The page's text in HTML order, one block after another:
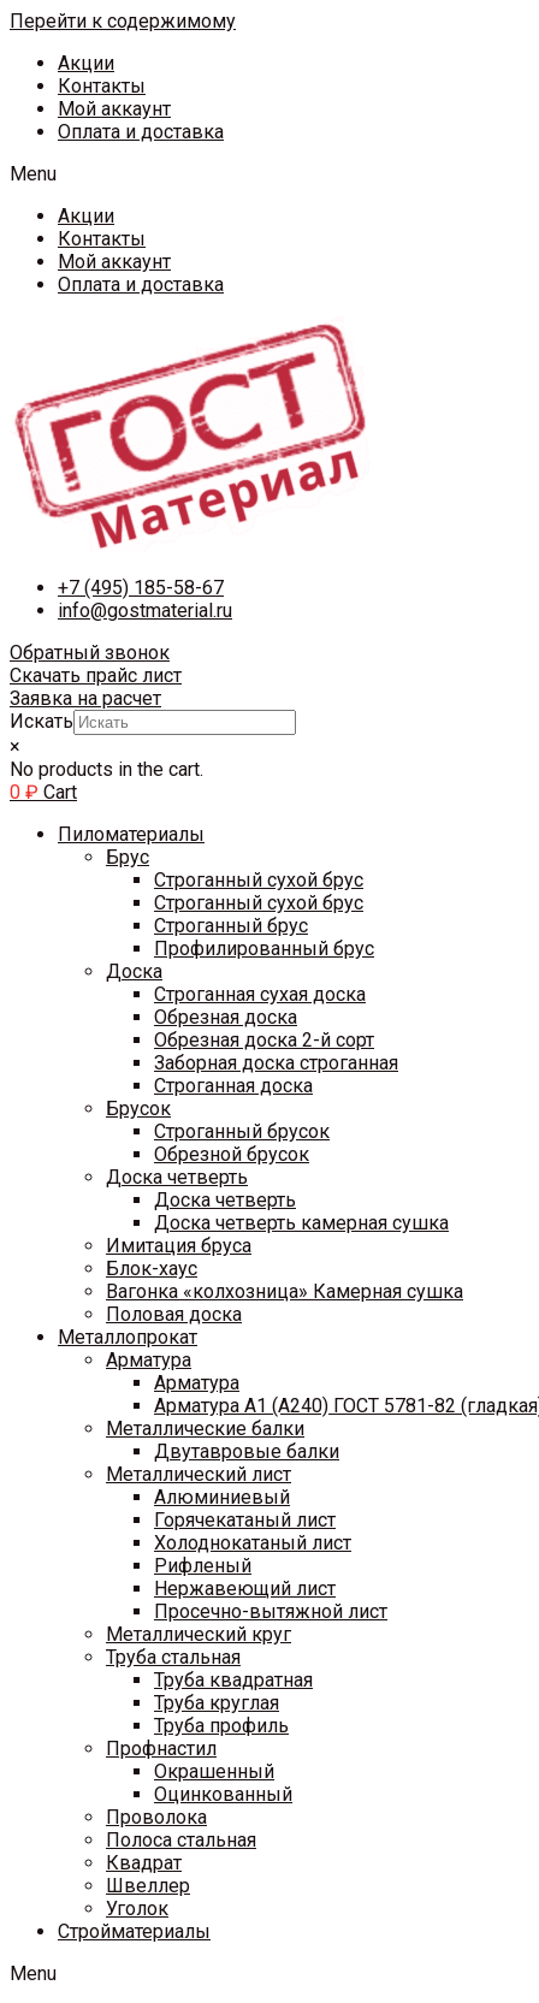
Перейти к содержимому
Акции
Контакты
Мой аккаунт
Оплата и доставка
Menu
Акции
Контакты
Мой аккаунт
Оплата и доставка
+7 (495) 185-58-67
info@gostmaterial.ru
Обратный звонок
Скачать прайс лист
Заявка на расчет
Искать
×
No products in the cart.
0 ₽ Cart
Пиломатериалы
Брус
Строганный сухой брус
Строганный сухой брус
Строганный брус
Профилированный брус
Доска
Строганная сухая доска
Обрезная доска
Обрезная доска 2-й сорт
Заборная доска строганная
Строганная доска
Брусок
Строганный брусок
Обрезной брусок
Доска четверть
Доска четверть
Доска четверть камерная сушка
Имитация бруса
Блок-хаус
Вагонка «колхозница» Камерная сушка
Половая доска
Металлопрокат
Арматура
Арматура
Арматура A1 (A240) ГОСТ 5781-82
Металлические балки
Двутавровые балки
Металлический лист
Алюминиевый
Горячекатаный лист
Холоднокатаный лист
Рифленый
Нержавеющий лист
Просечно-вытяжной лист
Металлический круг
Труба стальная
Труба квадратная
Труба круглая
Труба профиль
Профнастил
Окрашенный
Оцинкованный
Проволока
Полоса стальная
Квадрат
Швеллер
Уголок
Стройматериалы
Menu